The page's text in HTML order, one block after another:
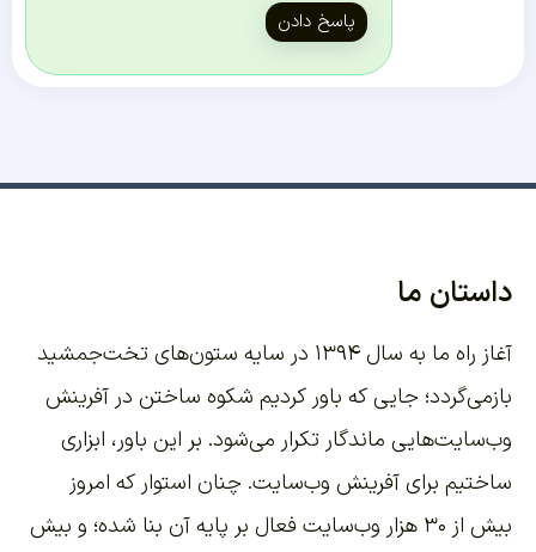
پاسخ دادن
داستان ما
آغاز راه ما به سال ۱۳۹۴ در سایه ستون‌های تخت‌جمشید
بازمی‌گردد؛ جایی که باور کردیم شکوه ساختن در آفرینش
وب‌سایت‌هایی ماندگار تکرار می‌شود. بر این باور، ابزاری
ساختیم برای آفرینش وب‌سایت. چنان استوار که امروز
بیش از ۳۰ هزار وب‌سایت فعال بر پایه آن بنا شده؛ و بیش